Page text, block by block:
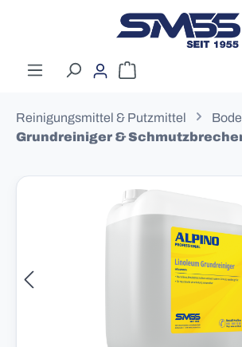
Zum Hauptinhalt springen
Warenkorb
Reinigungsmittel & Putzmittel
Grundreiniger &
Bildergalerie überspringen